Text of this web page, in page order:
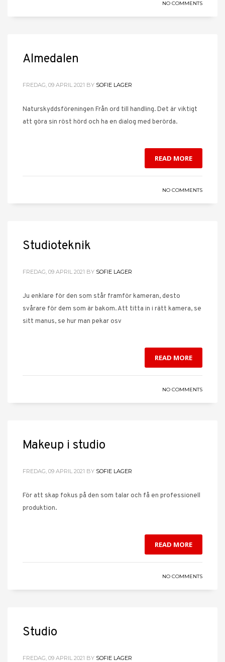
NO COMMENTS
Almedalen
FREDAG, 09 APRIL 2021 BY SOFIE LAGER
Naturskyddsföreningen Från ord till handling. Det är viktigt
att göra sin röst hörd och ha en dialog med berörda.
READ MORE
NO COMMENTS
Studioteknik
FREDAG, 09 APRIL 2021 BY SOFIE LAGER
Ju enklare för den som står framför kameran, desto
svårare för dem som är bakom. Att titta in i rätt kamera, se
sitt manus, se hur man pekar osv
READ MORE
NO COMMENTS
Makeup i studio
FREDAG, 09 APRIL 2021 BY SOFIE LAGER
För att skap fokus på den som talar och få en professionell
produktion.
READ MORE
NO COMMENTS
Studio
FREDAG, 09 APRIL 2021 BY SOFIE LAGER